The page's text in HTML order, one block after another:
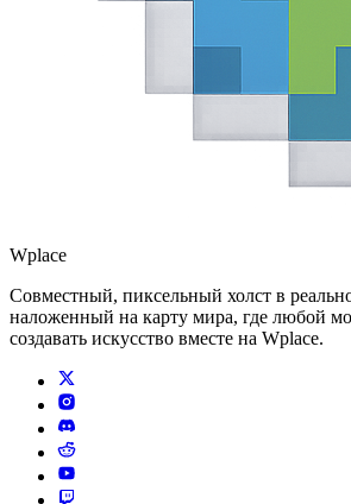
Wplace
Совместный, пиксельный холст в
наложенный на карту мира, где любой
создавать искусство вместе на Wplace.